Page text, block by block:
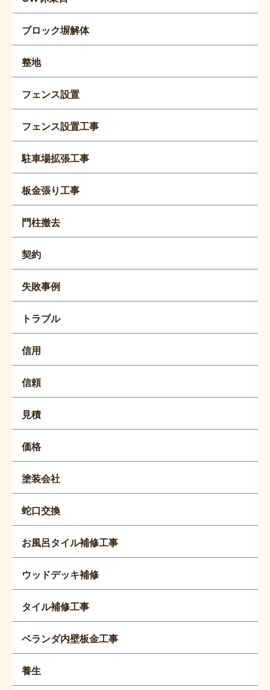
ブロック塀解体
整地
フェンス設置
フェンス設置工事
駐車場拡張工事
板金張り工事
門柱撤去
契約
失敗事例
トラブル
信用
信頼
見積
価格
塗装会社
蛇口交換
お風呂タイル補修工事
ウッドデッキ補修
タイル補修工事
ベランダ内壁板金工事
養生